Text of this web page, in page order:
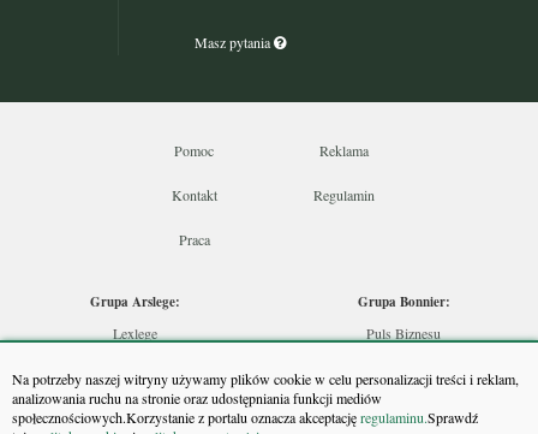
Na potrzeby naszej witryny używamy plików cookie w celu personalizacji treści i reklam,
analizowania ruchu na stronie oraz udostępniania funkcji mediów
społecznościowych.Korzystanie z portalu oznacza akceptacjęregulaminu.Sprawdź
Masz pytania
Pomoc Reklama
Kontakt Regulamin
Praca
Grupa Arslege:
Lexlege
Skarbowcy
Urzędnik
Grupa Bonnier:
Puls Biznesu
Puls Medycyny
Monitor Firm